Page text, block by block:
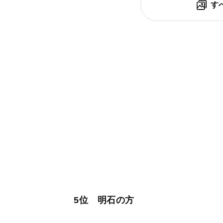
す
5位 明石の方